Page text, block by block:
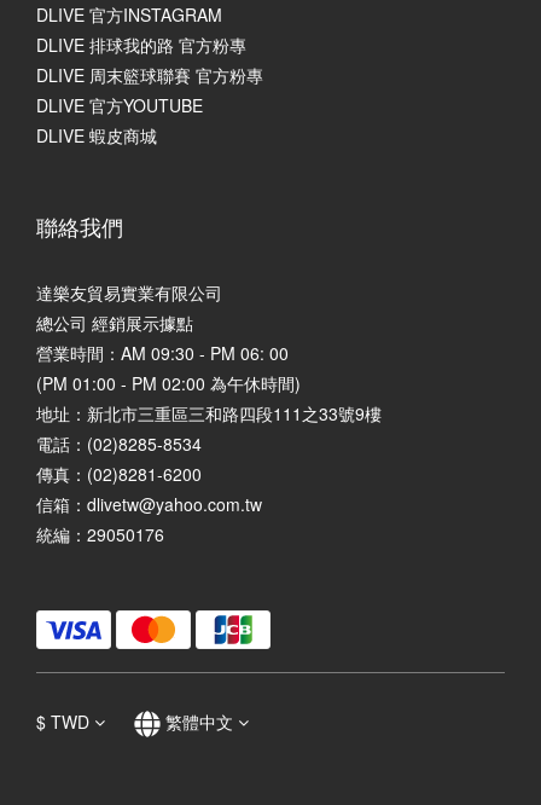
DLIVE 官方INSTAGRAM
DLIVE 排球我的路 官方粉專
DLIVE 周末籃球聯賽 官方粉專
DLIVE 官方YOUTUBE
DLIVE 蝦皮商城
聯絡我們
達樂友貿易實業有限公司
總公司 經銷展示據點
營業時間：AM 09:30 - PM 06: 00
(PM 01:00 - PM 02:00 為午休時間)
地址： 新北市三重區三和路四段111之33號9樓
電話：(02)8285-8534
傳真：(02)8281-6200
信箱：dlivetw@yahoo.com.tw
統編：29050176
$ TWD 繁體中文